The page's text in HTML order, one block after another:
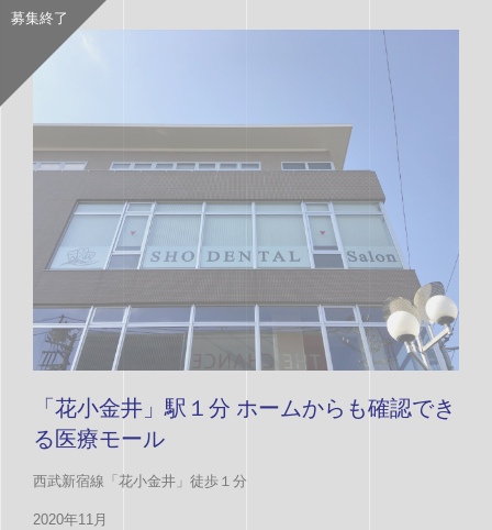
「花小金井」駅１分 ホームからも確認でき
る医療モール
西武新宿線「花小金井」徒歩１分
2020年11月
募集終了